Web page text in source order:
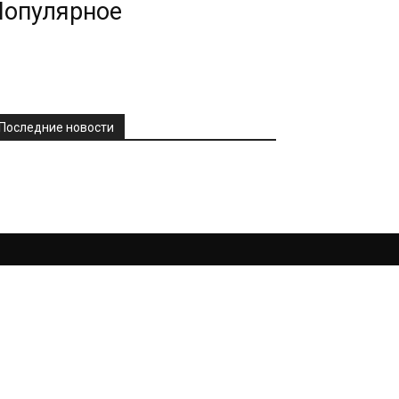
Последние новости